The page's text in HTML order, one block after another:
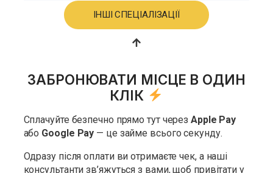
ІНШІ СПЕЦІАЛІЗАЦІЇ
ЗАБРОНЮВАТИ МІСЦЕ В ОДИН
КЛІК
Сплачуйте безпечно прямо тут черезApple Pay
або Google Pay — це займе всього секунду.
Одразу після оплати ви отримаєте чек, а наші
консультанти зв’яжуться з вами, щоб привітати у